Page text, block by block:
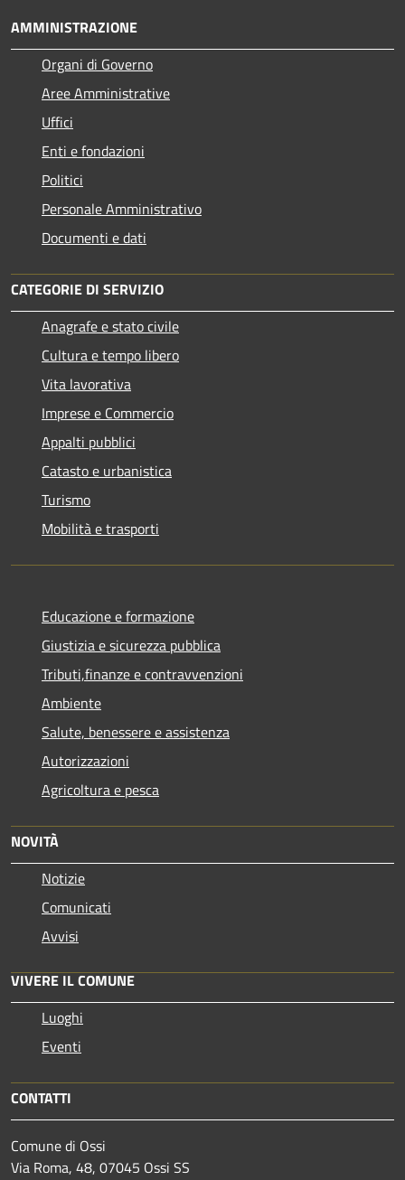
AMMINISTRAZIONE
Organi di Governo
Aree Amministrative
Uffici
Enti e fondazioni
Politici
Personale Amministrativo
Documenti e dati
CATEGORIE DI SERVIZIO
Anagrafe e stato civile
Cultura e tempo libero
Vita lavorativa
Imprese e Commercio
Appalti pubblici
Catasto e urbanistica
Turismo
Mobilità e trasporti
Educazione e formazione
Giustizia e sicurezza pubblica
Tributi,finanze e contravvenzioni
Ambiente
Salute, benessere e assistenza
Autorizzazioni
Agricoltura e pesca
NOVITÀ
Notizie
Comunicati
Avvisi
VIVERE IL COMUNE
Luoghi
Eventi
CONTATTI
Comune di Ossi
Via Roma, 48, 07045 Ossi SS